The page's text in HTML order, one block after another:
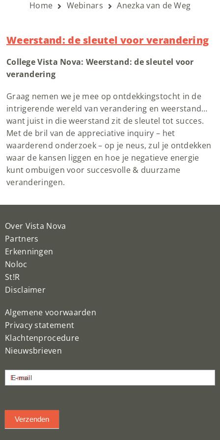
Home Webinars Anezka van de Weg
Weerstand: de sleutel voor verandering
College Vista Nova: Weerstand: de sleutel voor
verandering
Graag nemen we je mee op ontdekkingstocht in de
intrigerende wereld van verandering en weerstand…
want juist in die weerstand zit de sleutel tot succes.
Met de bril van de appreciative inquiry – het
waarderend onderzoek – op je neus, zul je ontdekken
waar de kansen liggen en hoe je negatieve energie
kunt ombuigen voor succesvolle & duurzame
veranderingen.
Over Vista Nova
Partners
Erkenningen
Noloc
St!R
Disclaimer
Algemene voorwaarden
Privacy statement
Klachtenprocedure
Nieuwsbrieven
inschrijven
E-mail
Verzenden